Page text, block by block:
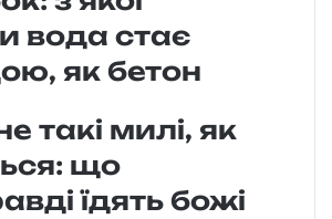
вода стає
як бетон
такі милі, як
що
їдять божі